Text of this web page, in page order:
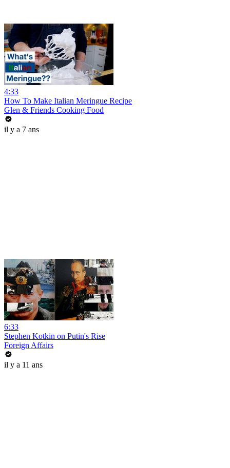
4:33
How To Make Italian Meringue Recipe
Glen & Friends Cooking Food
il y a 7 ans
6:33
Stephen Kotkin on Putin's Rise
Foreign Affairs
il y a 11 ans